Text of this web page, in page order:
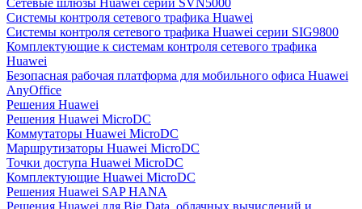
Сетевые шлюзы Huawei серии SVN5000
Системы контроля сетевого трафика Huawei
Системы контроля сетевого трафика Huawei серии SIG9800
Комплектующие к системам контроля сетевого трафика
Huawei
Безопасная рабочая платформа для мобильного офиса Huawei
AnyOffice
Решения Huawei
Решения Huawei MicroDC
Коммутаторы Huawei MicroDC
Маршрутизаторы Huawei MicroDC
Точки доступа Huawei MicroDC
Комплектующие Huawei MicroDC
Решения Huawei SAP HANA
Решения Huawei для Big Data, облачных вычислений и